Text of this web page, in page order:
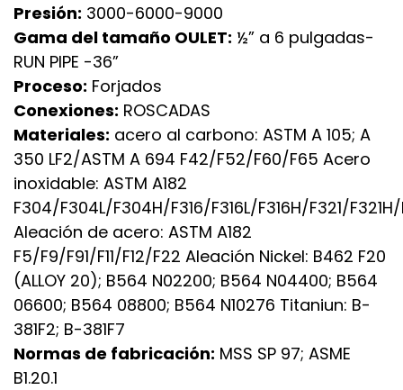
Presión: 3000-6000-9000
Gama del tamaño OULET: ½” a 6 pulgadas-
RUN PIPE -36”
Proceso: Forjados
Conexiones: ROSCADAS
Materiales: acero al carbono: ASTM A 105; A
350 LF2/ASTM A 694 F42/F52/F60/F65 Acero
inoxidable: ASTM A182
F304/F304L/F304H/F316/F316L/F316H/F321/
Aleación de acero: ASTM A182
F5/F9/F91/F11/F12/F22 Aleación Nickel: B462 F20
(ALLOY 20); B564 N02200; B564 N04400; B564
06600; B564 08800; B564 N10276 Titaniun: B-
381F2; B-381F7
Normas de fabricación: MSS SP 97; ASME
B1.20.1